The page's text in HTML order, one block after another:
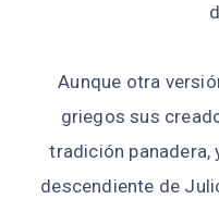
Aunque otra
griegos sus
tradición panadera,
descendiente de